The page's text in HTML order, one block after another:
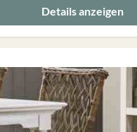
Details anzeigen